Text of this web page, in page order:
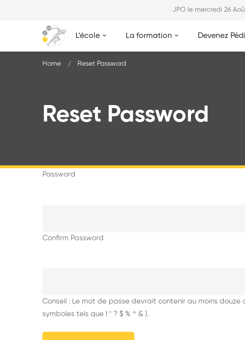
JPO le mercredi 26
L’école La formation Devenez
Reset Password
Home Reset Password
Password
Confirm Password
Conseil : Le mot de passe devrait contenir au moins douze
symboles tels que ! " ? $ % ^ & ).